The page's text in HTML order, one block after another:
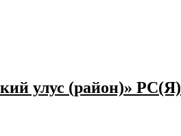
улус (район)» РС(Я)